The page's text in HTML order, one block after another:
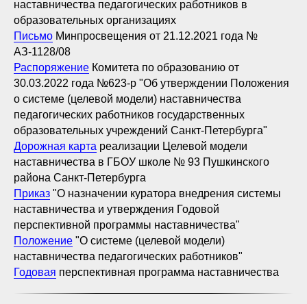
наставничества педагогических работников в
образовательных организациях
Письмо Минпросвещения от 21.12.2021 года №
АЗ-1128/08
Распоряжение Комитета по образованию от
30.03.2022 года №623-р "Об утверждении Положения
о системе (целевой модели) наставничества
педагогических работников государственных
образовательных учреждений Санкт-Петербурга"
Дорожная карта реализации Целевой модели
наставничества в ГБОУ школе № 93 Пушкинского
района Санкт-Петербурга
Приказ "О назначении куратора внедрения системы
наставничества и утверждения Годовой
перспективной программы наставничества"
Положение "О системе (целевой модели)
наставничества педагогических работников"
Годовая перспективная программа наставничества